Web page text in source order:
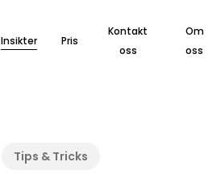
Insikter Pris
Kontakt
oss
Om
oss
Tips & Tricks